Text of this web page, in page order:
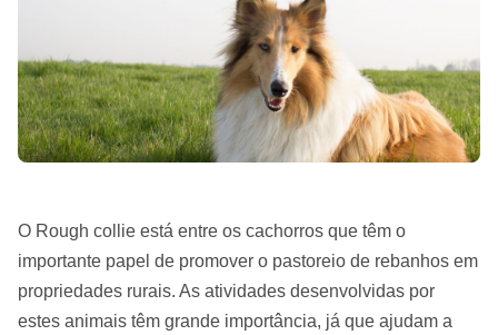
O Rough collie está entre os cachorros que têm o
importante papel de promover o pastoreio de rebanhos em
propriedades rurais. As atividades desenvolvidas por
estes animais têm grande importância, já que ajudam a